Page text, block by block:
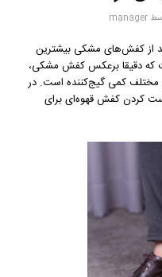
manager
از کفش‌های مشکی بیشترین
که دقیقا برعکس کفش مشکی،
کمی گیج‌کننده است. در
کردن کفش قهوه‌ای برای